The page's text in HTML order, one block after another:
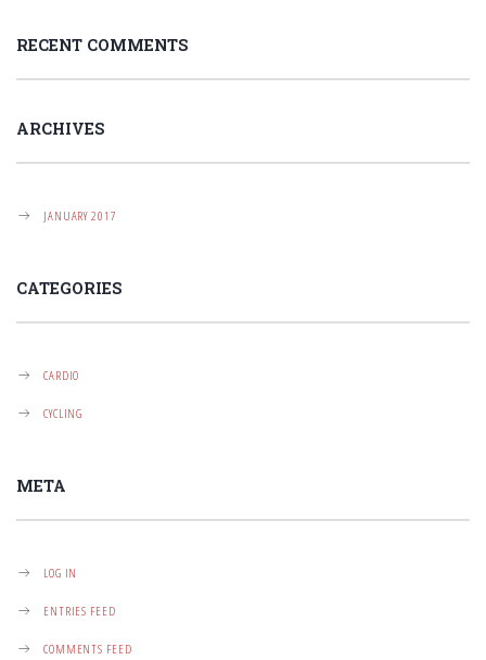
RECENT COMMENTS
ARCHIVES
JANUARY 2017
CATEGORIES
CARDIO
CYCLING
META
LOG IN
ENTRIES FEED
COMMENTS FEED